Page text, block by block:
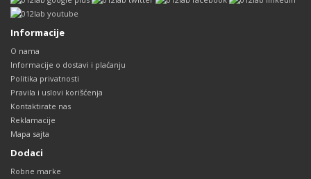
Informacije
O nama
Informacije o dostavi i plaćanju
Politika privatnosti
Pravila i uslovi korišćenja
Kontaktirate nas
Reklamacije
Mapa sajta
Dodaci
Robne marke